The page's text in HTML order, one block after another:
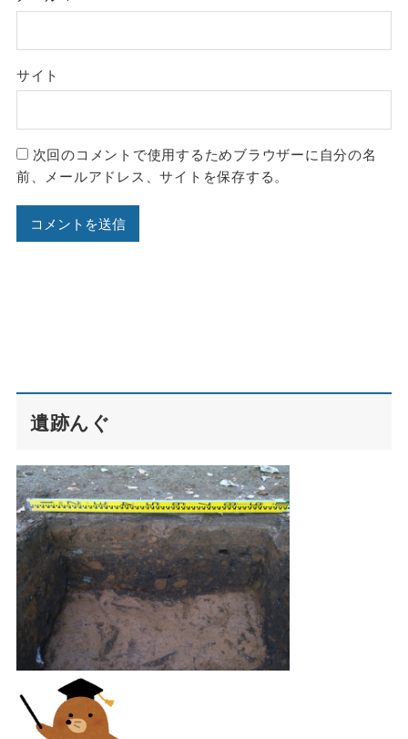
サイト
次回のコメントで使用するためブラウザーに自分の名
前、メールアドレス、サイトを保存する。
遺跡んぐ